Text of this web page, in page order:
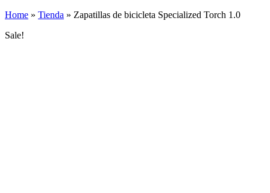
Home » Tienda » Zapatillas de bicicleta Specialized Torch 1.0
Sale!